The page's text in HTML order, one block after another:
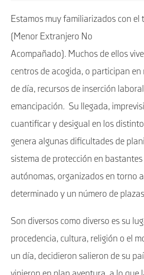
Estamos muy familiarizados con el
(Menor Extranjero No
Acompañado). Muchos de ellos
centros de acogida, o participan
de día, recursos de inserción
emancipación. Su llegada,
cuantificar y desigual en los
genera algunas dificultades de
sistema de protección en
autónomas, organizados en torno
determinado y un número de
Son diversos como diverso es su
procedencia, cultura, religión o el
un día, decidieron salieron de su